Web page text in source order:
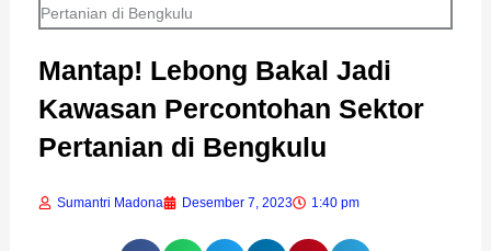
Pertanian di Bengkulu
Mantap! Lebong Bakal Jadi
Kawasan Percontohan Sektor
Pertanian di Bengkulu
Sumantri Madona Desember 7, 2023 1:40 pm